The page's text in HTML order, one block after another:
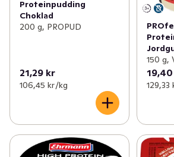
Proteinpudding
Choklad
200 g, PROPUD
21,29 kr
106,45 kr /kg
150 g,
129,33